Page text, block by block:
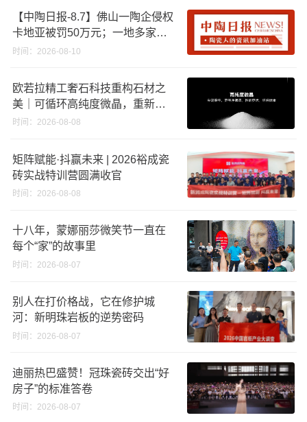
合格
【中陶日报-8.7】佛山一陶企侵权
卡地亚被罚50万元；一地多家陶
企将涨价；福建持续推进“煤改气”
时间：2026-08-10
欧若拉精工奢石科技重构石材之
美｜可循环高纯度微晶，重新定
义高端奢石原料
时间：2026-08-08
矩阵赋能·抖赢未来 | 2026裕成瓷
砖实战特训营圆满收官
时间：2026-08-08
十八年，蒙娜丽莎微笑节一直在
每个“家”的故事里
时间：2026-08-07
别人在打价格战，它在修护城
河：新明珠岩板的逆势密码
时间：2026-08-07
迪丽热巴盛赞！冠珠瓷砖交出“好
房子”的标准答卷
时间：2026-08-07